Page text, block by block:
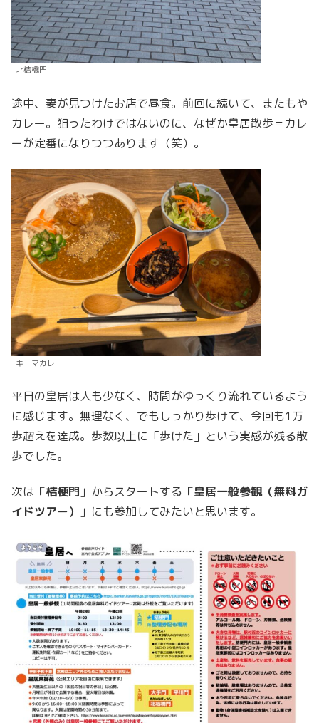
北桔橋門
途中、妻が見つけたお店で昼食。前回に続いて、またもや
カレー。狙ったわけではないのに、なぜか皇居散歩＝カレ
ーが定番になりつつあります（笑）。
キーマカレー
平日の皇居は人も少なく、時間がゆっくり流れているよう
に感じます。無理なく、でもしっかり歩けて、今回も1万
歩超えを達成。歩数以上に「歩けた」という実感が残る散
歩でした。
次は 「桔梗門」 からスタートする 「皇居一般参観（無料ガ
イドツアー）」 にも参加してみたいと思います。